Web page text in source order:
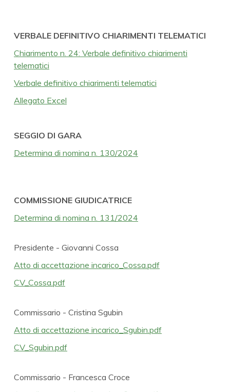
VERBALE DEFINITIVO CHIARIMENTI TELEMATICI
Chiarimento n. 24: Verbale definitivo chiarimenti
telematici
Verbale definitivo chiarimenti telematici
Allegato Excel
SEGGIO DI GARA
Determina di nomina n. 130/2024
COMMISSIONE GIUDICATRICE
Determina di nomina n. 131/2024
Presidente - Giovanni Cossa
Atto di accettazione incarico_Cossa.pdf
CV_Cossa.pdf
Commissario - Cristina Sgubin
Atto di accettazione incarico_Sgubin.pdf
CV_Sgubin.pdf
Commissario - Francesca Croce